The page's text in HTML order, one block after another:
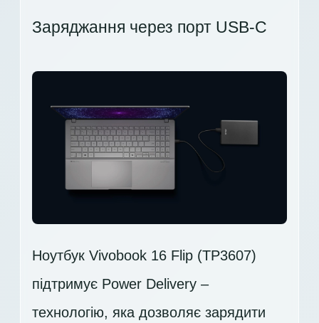
Заряджання через порт USB-C
Ноутбук Vivobook 16 Flip (TP3607)
підтримує Power Delivery –
технологію, яка дозволяє зарядити